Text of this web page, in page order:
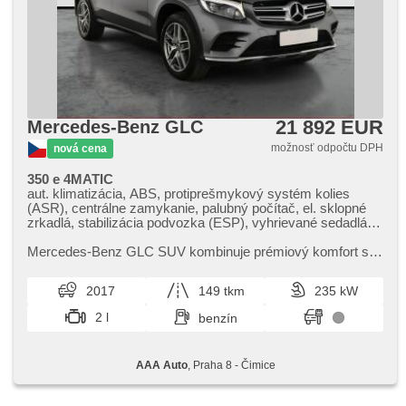
sedadlo vodiča, pamäť nastavenia sedadla vodiča,
polohovacie sedadlá, senzor tlaku v pneumatikách, senzor
opotrebenia brzdových dostičiek, predné svetlá LED, zadné
svetlá LED, aut. aktivácia výstražných svetlometov, start-
stop system, USB, autorádio, digitálny príjem rádia (DAB),
CD prehrávač, vonkajší teplomer, vyhrievané zrkadlá,
delené zadné sedadlá, zadná lakťová opierka, sieťka
medzisteny batožinového priestoru, bočné nášľapy,
vnútorný teplomer, zadný stierač, tónované sklá, zatmavené
zadné sklá, roletky na zadných oknách, drevené obloženie,
pozdĺžny posuv sedadiel, vysúvacie opierky hláv, el. štartér
Mercedes-Benz GLC
nová cena
21 892 EUR
možnosť odpočtu DPH
350 e 4MATIC
aut. klimatizácia, ABS, protiprešmykový systém kolies
(ASR), centrálne zamykanie, palubný počítač, el. sklopné
zrkadlá, stabilizácia podvozka (ESP), vyhrievané sedadlá,
sedadlá, panoramatická strecha, posilňovač riadenia,
Mercedes​-Benz GLC SUV kombinuje prémiový komfort s
vysoké úrovni a elegantní...
2017 149 tkm
235 kW
2 l
benzín
AAA Auto, Praha 8 - Čimice